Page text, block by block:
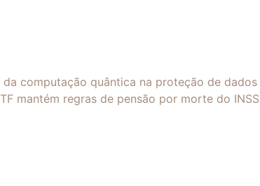
da computação quântica na proteção de dados
mantém regras de pensão por morte do INSS